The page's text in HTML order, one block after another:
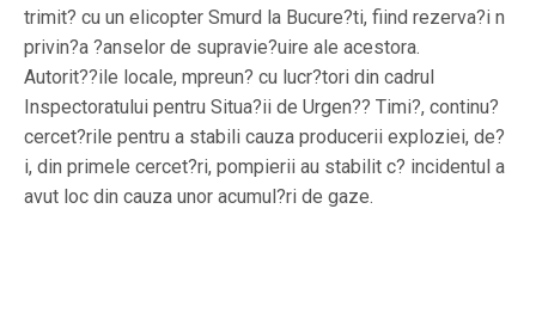
trimit? cu un elicopter Smurd la Bucure?ti, fiind rezerva?i n
privin?a ?anselor de supravie?uire ale acestora.
Autorit??ile locale, mpreun? cu lucr?tori din cadrul
Inspectoratului pentru Situa?ii de Urgen?? Timi?, continu?
cercet?rile pentru a stabili cauza producerii exploziei, de?
i, din primele cercet?ri, pompierii au stabilit c? incidentul a
avut loc din cauza unor acumul?ri de gaze.